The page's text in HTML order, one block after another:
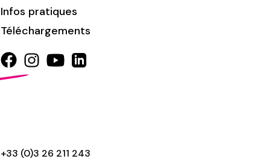
Infos pratiques
Téléchargements
+33 (0)3 26 211 243